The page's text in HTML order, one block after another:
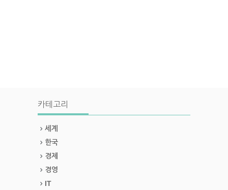
카테고리
세계
한국
경제
경영
IT